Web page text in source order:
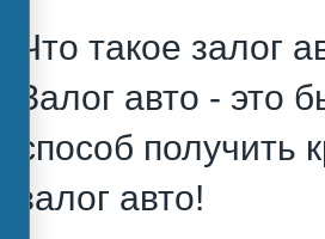
Что такое залог
Залог авто - это
способ получить
залог авто!